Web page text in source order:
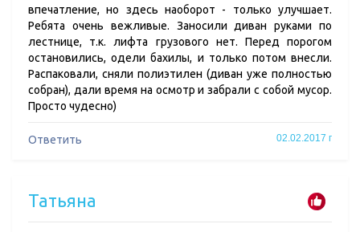
впечатление, но здесь наоборот - только улучшает.
Ребята очень вежливые. Заносили диван руками по
лестнице, т.к. лифта грузового нет. Перед порогом
остановились, одели бахилы, и только потом внесли.
Распаковали, сняли полиэтилен (диван уже полностью
собран), дали время на осмотр и забрали с собой мусор.
Просто чудесно)
Ответить 02.02.2017 г
Татьяна